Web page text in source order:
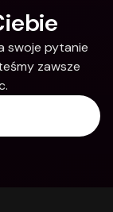
swoje pytanie
zawsze